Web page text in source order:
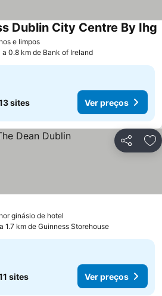
e limpos
Dublin City Centre By Ihg
a 0.8 km de Bank of Ireland
sites Ver preços
Partilhar
ginásio de hotel
a 1.7 km de Guinness Storehouse
sites Ver preços